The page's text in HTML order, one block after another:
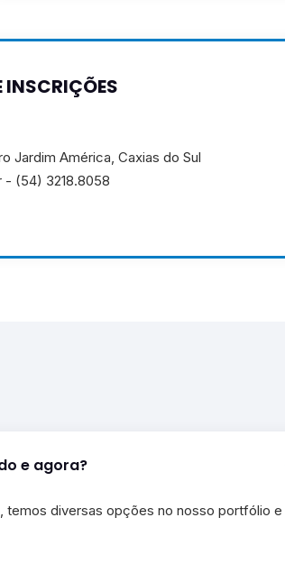
INSCRIÇÕES
Jardim América, Caxias do Sul
- (54) 3218.8058
e agora?
diversas opções no nosso portfólio e